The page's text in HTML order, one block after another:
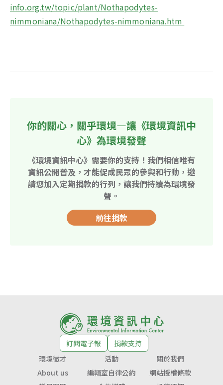
info.org.tw/topic/plant/Nothapodytes-
nimmoniana/Nothapodytes-nimmoniana.htm
你的關心，關乎環境—讓《環境資訊中
心》為環境發聲
《環境資訊中心》需要你的支持！我們相信唯有
資訊公開普及，才能促成民眾的參與和行動，邀
請您加入定期捐款的行列，讓我們持續為環境發
聲。
前往捐款
訂閱電子報
捐款支持
環境徵才
活動
關於我們
About us
編輯室自律公約
網站授權條款